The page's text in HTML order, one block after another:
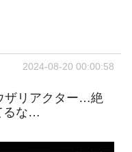
2024-08-20 00:00:58
ザリアクター…絶
るな…